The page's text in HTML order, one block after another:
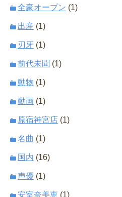
全豪オープン (1)
出産 (1)
刃牙 (1)
前代未聞 (1)
動物 (1)
動画 (1)
原宿神宮店 (1)
名曲 (1)
国内 (16)
声優 (1)
安室奈美恵 (1)